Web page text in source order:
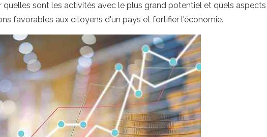
sont les activités avec le plus grand potentiel et quels
favorables aux citoyens d'un pays et fortifier l'économie.